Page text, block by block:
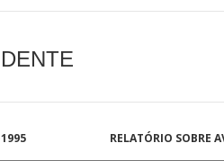
RELATÓRIO SOBRE